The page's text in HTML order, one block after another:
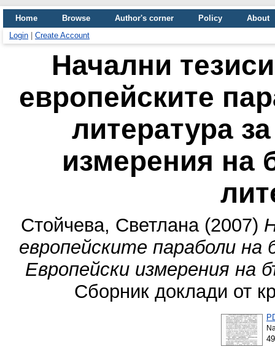
Home Browse Author's corner Policy
About
Login
Create Account
Начални
европейските
литература
измерения на
Стойчева, Светлана(2007)
европейските параболи
Европейски измерения на
Сборник доклади от